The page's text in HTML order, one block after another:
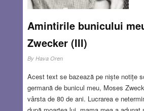
Amintirile bunicului
Zwecker (III)
By Hava Oren
Acest text se bazează pe niște notițe
germană de bunicul meu, Moses
vârsta de 80 de ani. Lucrarea e